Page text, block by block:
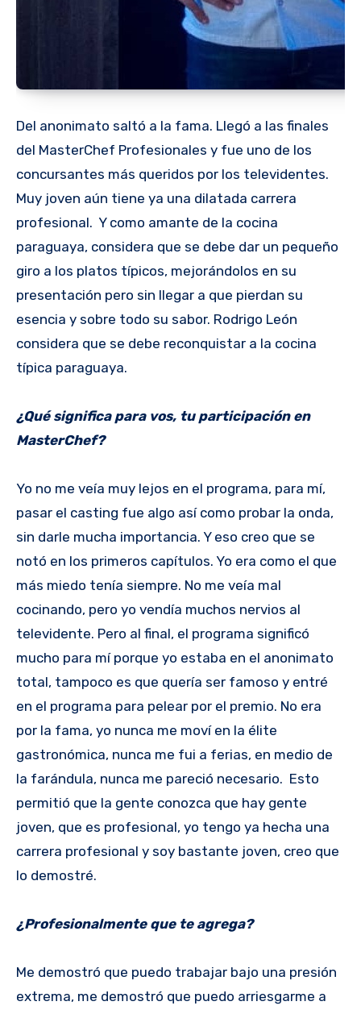
Del anonimato saltó a la fama. Llegó a las finales
del MasterChef Profesionales y fue uno de los
concursantes más queridos por los televidentes.
Muy joven aún tiene ya una dilatada carrera
profesional. Y como amante de la cocina
paraguaya, considera que se debe dar un pequeño
giro a los platos típicos, mejorándolos en su
presentación pero sin llegar a que pierdan su
esencia y sobre todo su sabor. Rodrigo León
considera que se debe reconquistar a la cocina
típica paraguaya.
¿Qué significa para vos, tu participación en
MasterChef?
Yo no me veía muy lejos en el programa, para mí,
pasar el casting fue algo así como probar la onda,
sin darle mucha importancia. Y eso creo que se
notó en los primeros capítulos. Yo era como el que
más miedo tenía siempre. No me veía mal
cocinando, pero yo vendía muchos nervios al
televidente. Pero al final, el programa significó
mucho para mí porque yo estaba en el anonimato
total, tampoco es que quería ser famoso y entré
en el programa para pelear por el premio. No era
por la fama, yo nunca me moví en la élite
gastronómica, nunca me fui a ferias, en medio de
la farándula, nunca me pareció necesario. Esto
permitió que la gente conozca que hay gente
joven, que es profesional, yo tengo ya hecha una
carrera profesional y soy bastante joven, creo que
lo demostré.
¿Profesionalmente que te agrega?
Me demostró que puedo trabajar bajo una presión
extrema, me demostró que puedo arriesgarme a